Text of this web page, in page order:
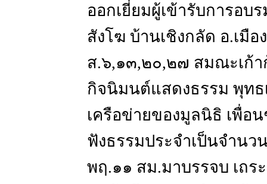
ออกเยี่ยมผู้เข้ารับการอ
สังโฆ บ้านเชิงกลัด อ.เมือ
ส.๖,๑๓,๒๐,๒๗ สมณะเก้
กิจนิมนต์แสดงธรรม พุทธ
เครือข่ายของมูลนิธิ เพื่
ฟังธรรมประจำเป็นจำนว
พฤ.๑๑ สม.มาบรรจบ เถ